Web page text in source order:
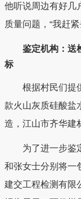
他听说周边有好几
质量问题，“我赶
鉴定机构：送
标
根据村民们提供
款火山灰质硅酸盐
造，江山市齐华建
为了进一步鉴定
和张女士分别将一
建交工程检测有限